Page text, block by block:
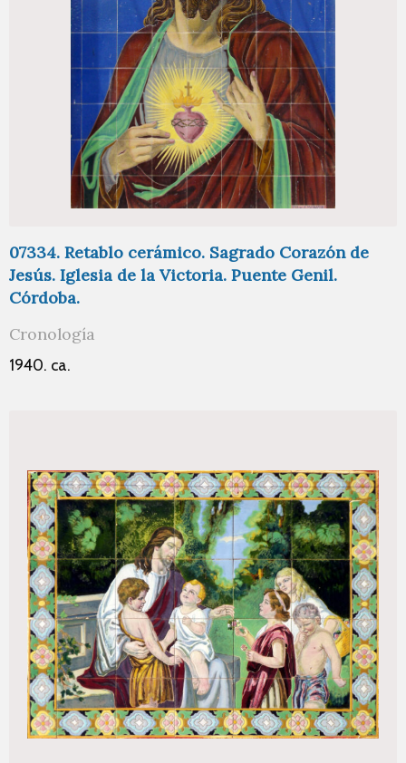
07334. Retablo cerámico. Sagrado Corazón de
Jesús. Iglesia de la Victoria. Puente Genil.
Córdoba.
Cronología
1940. ca.